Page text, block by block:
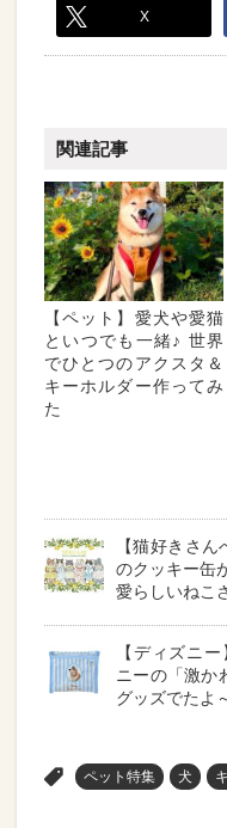
X
関連記事
【ペット】愛犬や愛猫
といつでも一緒♪ 世界
でひとつのアクスタ＆
キーホルダー作ってみ
た
【猫好きさ
のクッキー缶
愛らしいねこ
【ディズニ
ニーの「激か
グッズでたよ
ペット特集 犬